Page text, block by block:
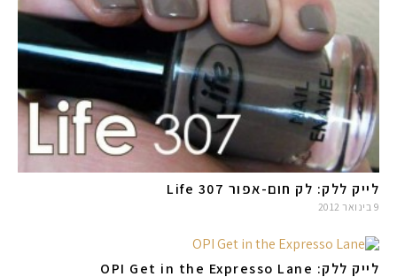
לייק ללק: לק חום-אפור Life 307
9 בינואר 2012
לייק ללק: OPI Get in the Expresso Lane